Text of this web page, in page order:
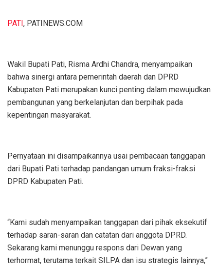
PATI, PATINEWS.COM
Wakil Bupati Pati, Risma Ardhi Chandra, menyampaikan
bahwa sinergi antara pemerintah daerah dan DPRD
Kabupaten Pati merupakan kunci penting dalam mewujudkan
pembangunan yang berkelanjutan dan berpihak pada
kepentingan masyarakat.
Pernyataan ini disampaikannya usai pembacaan tanggapan
dari Bupati Pati terhadap pandangan umum fraksi-fraksi
DPRD Kabupaten Pati.
“Kami sudah menyampaikan tanggapan dari pihak eksekutif
terhadap saran-saran dan catatan dari anggota DPRD.
Sekarang kami menunggu respons dari Dewan yang
terhormat, terutama terkait SILPA dan isu strategis lainnya,”